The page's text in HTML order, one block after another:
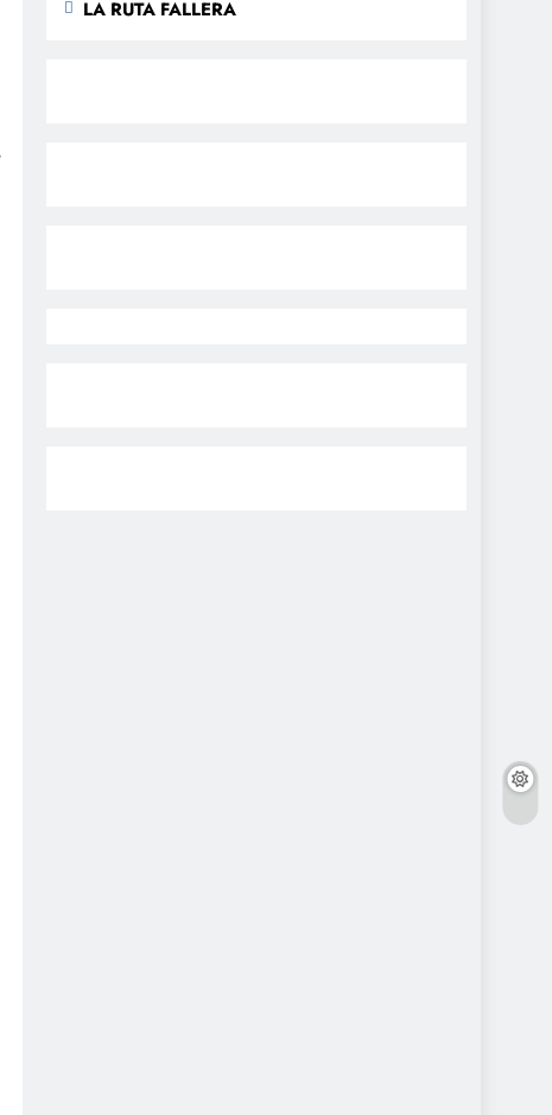
LA RUTA FALLERA